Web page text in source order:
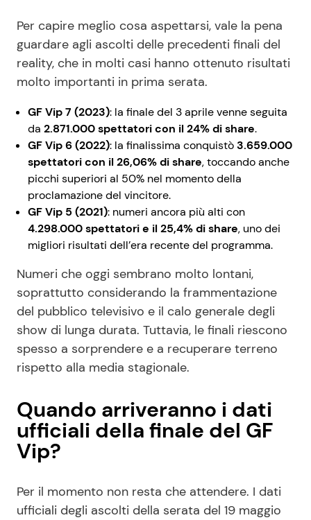
Per capire meglio cosa aspettarsi, vale la pena
guardare agli ascolti delle precedenti finali del
reality, che in molti casi hanno ottenuto risultati
molto importanti in prima serata.
GF Vip 7 (2023): la finale del 3 aprile venne seguita
da 2.871.000 spettatori con il 24% di share.
GF Vip 6 (2022): la finalissima conquistò3.659.000
spettatori con il 26,06% di share, toccando anche
picchi superiori al 50% nel momento della
proclamazione del vincitore.
GF Vip 5 (2021): numeri ancora più alti con
4.298.000 spettatori e il 25,4% di share, uno dei
migliori risultati dell’era recente del programma.
Numeri che oggi sembrano molto lontani,
soprattutto considerando la frammentazione
del pubblico televisivo e il calo generale degli
show di lunga durata. Tuttavia, le finali riescono
spesso a sorprendere e a recuperare terreno
rispetto alla media stagionale.
Quando arriveranno i dati
ufficiali della finale del GF
Vip?
Per il momento non resta che attendere. I dati
ufficiali degli ascolti della serata del 19 maggio